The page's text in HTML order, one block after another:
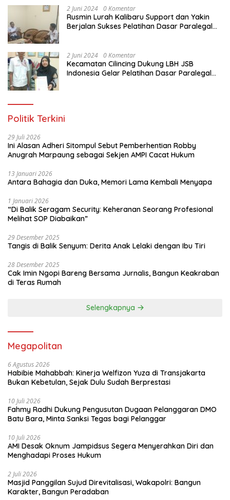
2 Juni 2024 0 Komentar
Rusmin Lurah Kalibaru Support dan Yakin
Berjalan Sukses Pelatihan Dasar Paralegal
2 Juni 2024 0 Komentar
Kecamatan Cilincing Dukung LBH JSB
Indonesia Gelar Pelatihan Dasar Paralegal
Politik Terkini
29 Juli 2026
Ini Alasan Adheri Sitompul Sebut Pemberhentian Robby
Anugrah Marpaung sebagai Sekjen AMPI Cacat Hukum
13 Januari 2026
Antara Bahagia dan Duka, Memori Lama Kembali Menyapa
1 Januari 2026
“Di Balik Seragam Security: Keheranan Seorang Profesional
Melihat SOP Diabaikan”
29 Desember 2025
Tangis di Balik Senyum: Derita Anak Lelaki dengan Ibu Tiri
28 Desember 2025
Cak Imin Ngopi Bareng Bersama Jurnalis, Bangun Keakraban
di Teras Rumah
Selengkapnya
Megapolitan
6 Agustus 2026
Habibie Mahabbah: Kinerja Welfizon Yuza di Transjakarta
Bukan Kebetulan, Sejak Dulu Sudah Berprestasi
10 Juli 2026
Fahmy Radhi Dukung Pengusutan Dugaan Pelanggaran DMO
Batu Bara, Minta Sanksi Tegas bagi Pelanggar
10 Juli 2026
AMI Desak Oknum Jampidsus Segera Menyerahkan Diri dan
Menghadapi Proses Hukum
2 Juli 2026
Masjid Panggilan Sujud Direvitalisasi, Wakapolri: Bangun
Karakter, Bangun Peradaban